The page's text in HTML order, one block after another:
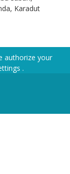
Karadut
authorize your
.